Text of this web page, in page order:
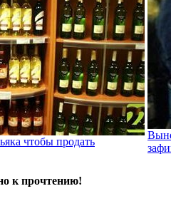
чтобы продать
к прочтению!